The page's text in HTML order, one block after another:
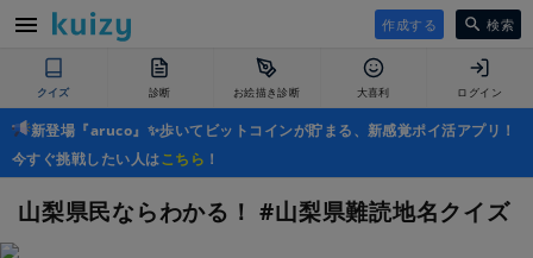
作成する 検索
クイズ 診断 お絵描き診断 大喜利 ログイン
新登場『aruco』✨歩いてビットコインが貯まる、新感覚ポイ活アプリ！
今すぐ挑戦したい人はこちら ！
山梨県民ならわかる！ #山梨県難読地名クイズ